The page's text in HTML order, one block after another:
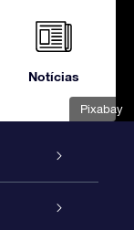
Pixabay
Notícias